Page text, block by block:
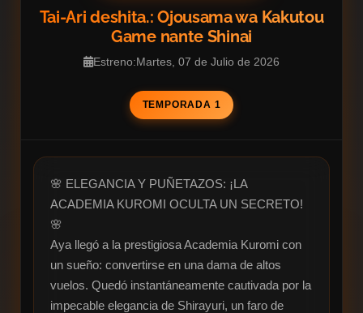
Tai-Ari deshita.: Ojousama wa Kakutou
Game nante Shinai
Estreno:Martes, 07 de Julio de 2026
TEMPORADA 1
🌸 ELEGANCIA Y PUÑETAZOS: ¡LA
ACADEMIA KUROMI OCULTA UN SECRETO!
🌸
Aya llegó a la prestigiosa Academia Kuromi con
un sueño: convertirse en una dama de altos
vuelos. Quedó instantáneamente cautivada por la
impecable elegancia de Shirayuri, un faro de